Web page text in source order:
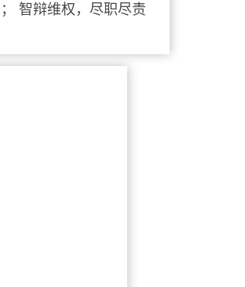
智辩维权，尽职尽责